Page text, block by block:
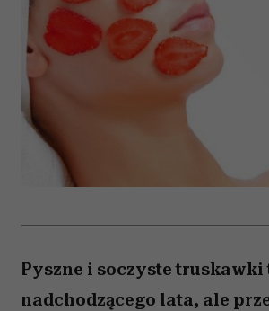
Pyszne i soczyste truskawki
nadchodzącego lata, ale